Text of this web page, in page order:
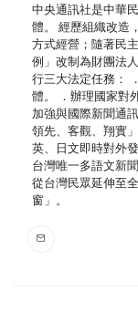
中央通訊社是中華
體。 經歷組織改造
方式經營；隨著民
例」改制為財團法
行三大法定任務：
體。 ．辦理國家對
加強與國際新聞通
領先、客觀、翔實
英、日文即時對外
台灣唯一多語文新
從台灣民眾延伸至
窗」。